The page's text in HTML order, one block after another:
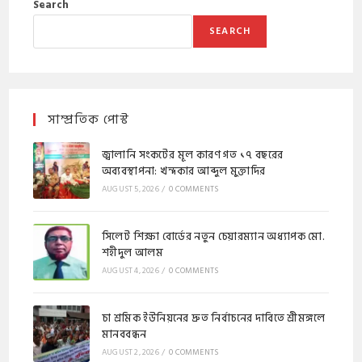
Search
SEARCH
সাম্প্রতিক পোস্ট
জ্বালানি সংকটের মূল কারণ গত ১৭ বছরের
অব্যবস্থাপনা: খন্দকার আব্দুল মুক্তাদির
AUGUST 5, 2026/ 0 COMMENTS
সিলেট শিক্ষা বোর্ডের নতুন চেয়ারম্যান অধ্যাপক মো.
শহীদুল আলম
AUGUST 4, 2026/ 0 COMMENTS
চা শ্রমিক ইউনিয়নের দ্রুত নির্বাচনের দাবিতে শ্রীমঙ্গলে
মানববন্ধন
AUGUST 2, 2026/ 0 COMMENTS